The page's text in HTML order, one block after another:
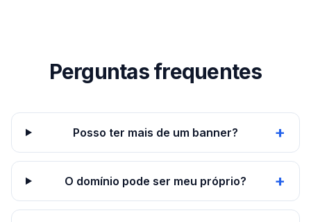
Perguntas frequentes
Posso ter mais de um banner? +
O domínio pode ser meu próprio? +